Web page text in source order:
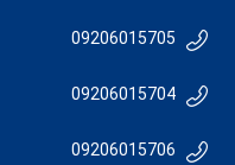
09206015705
09206015704
09206015706